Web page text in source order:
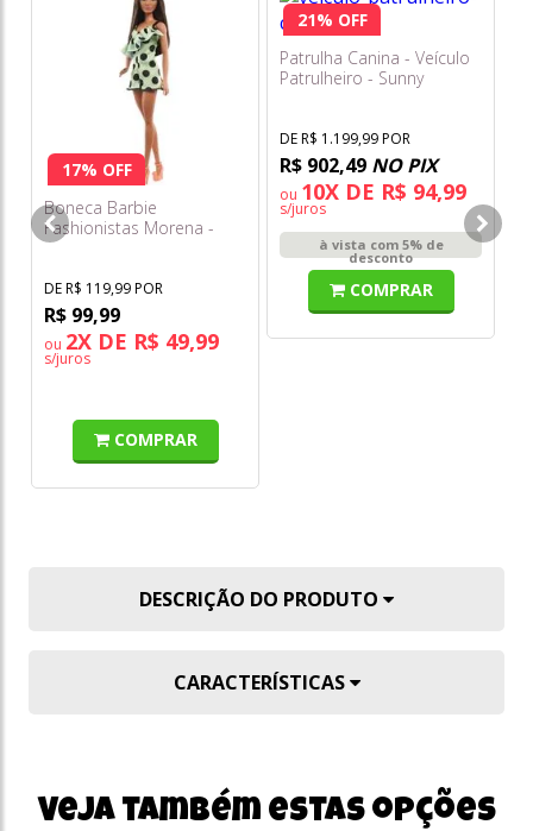
17% OFF
Boneca Barbie
Fashionistas Morena -
Macacão Verde com
DE R$ 119,99 POR
R$ 99,99
ou 2X DE R$ 49,99
s/juros
COMPRAR
21% OFF
Patrulha Canina - Veículo
Patrulheiro - Sunny
DE R$ 1.199,99 POR
R$ 902,49 NO PIX
ou 10X DE R$ 94,99
s/juros
à vista com 5% de
desconto
COMPRAR
DESCRIÇÃO DO PRODUTO
CARACTERÍSTICAS
Veja também estas opções